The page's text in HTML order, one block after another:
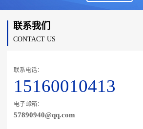
联系我们
CONTACT US
联系电话：
15160010413
电子邮箱：
57890940@qq.com